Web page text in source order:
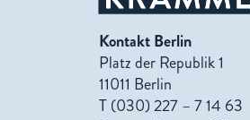
Kontakt Berlin
Platz der Republik 1
11011 Berlin
T (030) 227 – 7 14 63